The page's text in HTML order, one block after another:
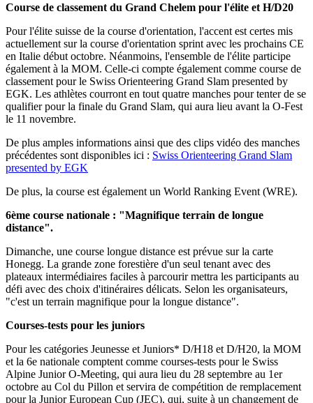
Course de classement du Grand Chelem pour l'élite et H/D20
Pour l'élite suisse de la course d'orientation, l'accent est certes mis
actuellement sur la course d'orientation sprint avec les prochains CE
en Italie début octobre. Néanmoins, l'ensemble de l'élite participe
également à la MOM. Celle-ci compte également comme course de
classement pour le Swiss Orienteering Grand Slam presented by
EGK. Les athlètes courront en tout quatre manches pour tenter de se
qualifier pour la finale du Grand Slam, qui aura lieu avant la O-Fest
le 11 novembre.
De plus amples informations ainsi que des clips vidéo des manches
précédentes sont disponibles ici : Swiss Orienteering Grand Slam
presented by EGK
De plus, la course est également un World Ranking Event (WRE).
6ème course nationale : "Magnifique terrain de longue
distance".
Dimanche, une course longue distance est prévue sur la carte
Honegg. La grande zone forestière d'un seul tenant avec des
plateaux intermédiaires faciles à parcourir mettra les participants au
défi avec des choix d'itinéraires délicats. Selon les organisateurs,
"c'est un terrain magnifique pour la longue distance".
Courses-tests pour les juniors
Pour les catégories Jeunesse et Juniors* D/H18 et D/H20, la MOM
et la 6e nationale comptent comme courses-tests pour le Swiss
Alpine Junior O-Meeting, qui aura lieu du 28 septembre au 1er
octobre au Col du Pillon et servira de compétition de remplacement
pour la Junior European Cup (JEC), qui, suite à un changement de